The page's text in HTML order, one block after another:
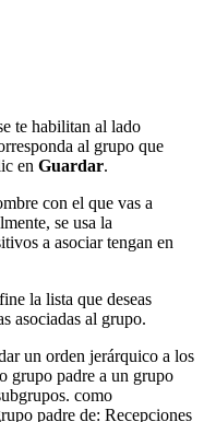
te habilitan al lado
al grupo que
en Guardar.
con el que vas a
se usa la
a asociar tengan en
la lista que deseas
asociadas al grupo.
un orden jerárquico a los
grupo padre a un grupo
como
padre de: Recepciones